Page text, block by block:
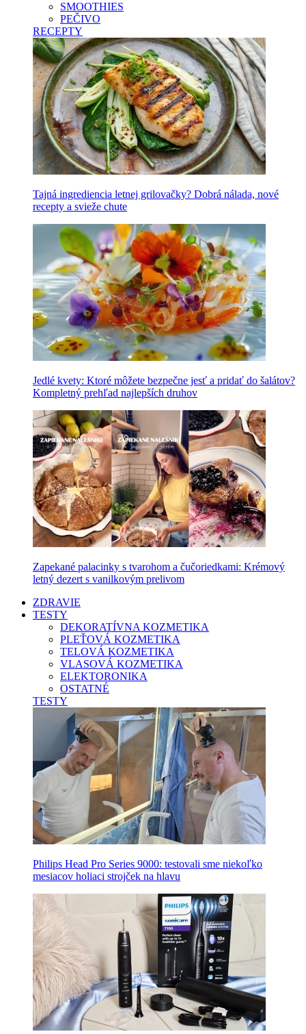
SMOOTHIES
PEČIVO
RECEPTY
Tajná ingrediencia letnej grilovačky? Dobrá nálada, nové
recepty a svieže chute
Jedlé kvety: Ktoré môžete bezpečne jesť a pridať do šalátov?
Kompletný prehľad najlepších druhov
Zapekané palacinky s tvarohom a čučoriedkami: Krémový
letný dezert s vanilkovým prelivom
ZDRAVIE
TESTY
DEKORATÍVNA KOZMETIKA
PLEŤOVÁ KOZMETIKA
TELOVÁ KOZMETIKA
VLASOVÁ KOZMETIKA
ELEKTORONIKA
OSTATNÉ
TESTY
Philips Head Pro Series 9000: testovali sme niekoľko
mesiacov holiaci strojček na hlavu